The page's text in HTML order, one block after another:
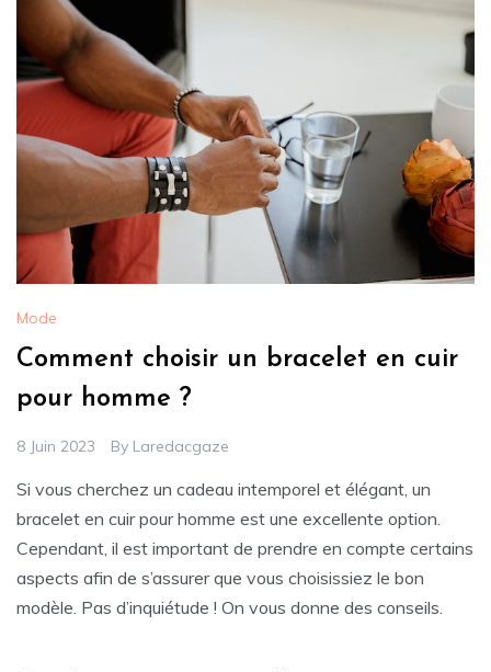
Mode
Comment choisir un bracelet en cuir
pour homme ?
8 Juin 2023 By Laredacgaze
Si vous cherchez un cadeau intemporel et élégant, un
bracelet en cuir pour homme est une excellente option.
Cependant, il est important de prendre en compte certains
aspects afin de s’assurer que vous choisissiez le bon
modèle. Pas d’inquiétude ! On vous donne des conseils.